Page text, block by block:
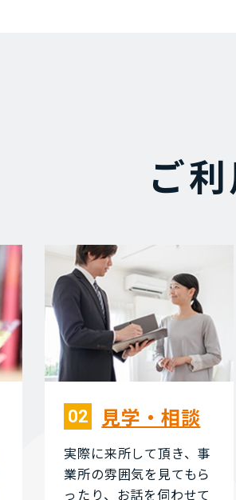
ご
02 ⾒学・相談
実際に来所して頂き、事
業所の雰囲気を⾒てもら
ったり、お話を伺わせて